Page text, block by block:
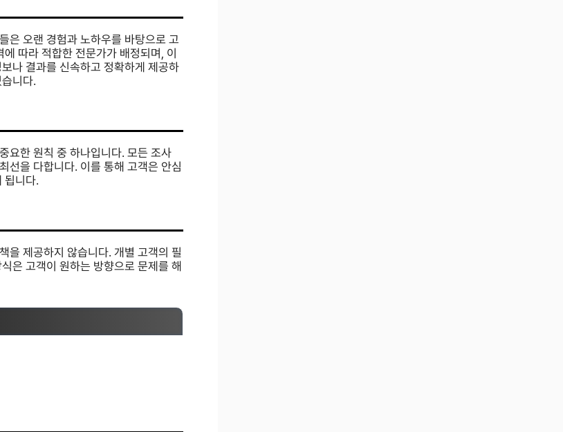
은 오랜 경험과 노하우를 바탕으로 고
따라 적합한 전문가가 배정되며, 이
나 결과를 신속하고 정확하게 제공하
니다.
요한 원칙 중 하나입니다. 모든 조사
선을 다합니다. 이를 통해 고객은 안심
됩니다.
을 제공하지 않습니다. 개별 고객의 필
은 고객이 원하는 방향으로 문제를 해